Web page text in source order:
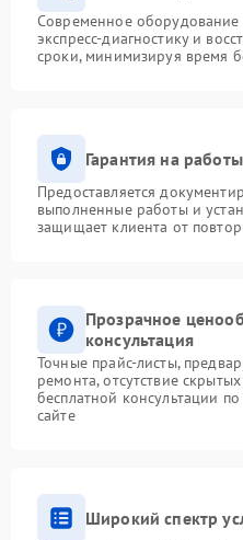
Современное оборудование
экспресс-диагностику и
сроки, минимизируя время
Гарантия на
Предоставляется
выполненные работы и
защищает клиента от
Прозрачное
консультация
Точные прайс-листы,
ремонта, отсутствие
бесплатной консультации
сайте
Широкий спектр